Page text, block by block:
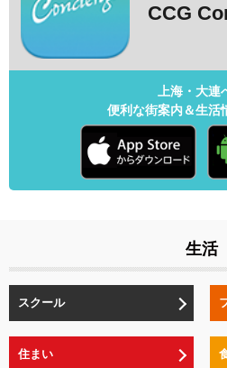
CCG
上海・大連
便利な街案内＆生活
生活
スクール
住まい